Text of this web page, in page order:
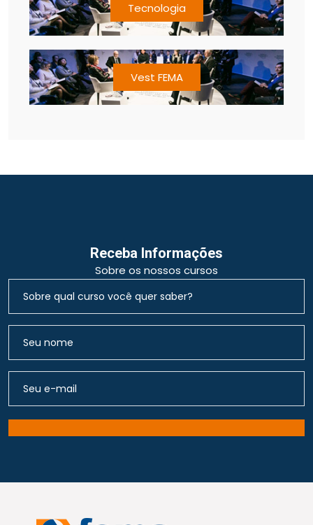
Tecnologia
Vest FEMA
Receba Informações
Sobre os nossos cursos